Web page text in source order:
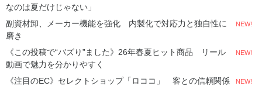
なのは夏だけじゃない」
副資材卸、メーカー機能を強化 内製化で対応力と独自性に
磨き
NEW!
《この投稿で“バズり”ました》26年春夏ヒット商品 リール
動画で魅力を分かりやすく
NEW!
《注目のEC》セレクトショップ「ロココ」 客との信頼関係
NEW!